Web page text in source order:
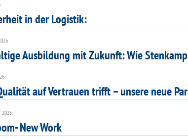
in der Logistik:
Ausbildung mit Zukunft: Wie
auf Vertrauen trifft – unsere neue
2025
New Work